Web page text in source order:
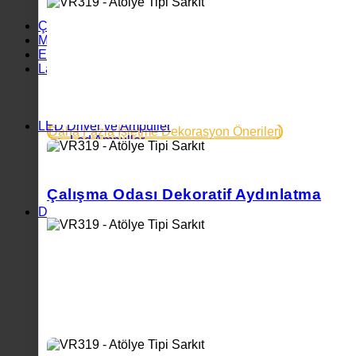
Daha Fazla İşletme Dekorasyon Önerileri
Çalışma Odası Dekoratif Aydınlatma
Tablo Aplik
Çok Sevilenler
Masa Lambası
Endüstriyel Aydınlatma
Lambader
LED Driver ve Ampuller
Led Ampuller
Şerit Led Işık
Aydınlatma Aksesuarları
Dekoratif Sarkıt Aydınlatma
Atolye Tipi Sarkıt
Hasır Sarkıt